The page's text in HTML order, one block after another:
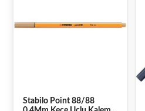
Stabilo Point 88/88